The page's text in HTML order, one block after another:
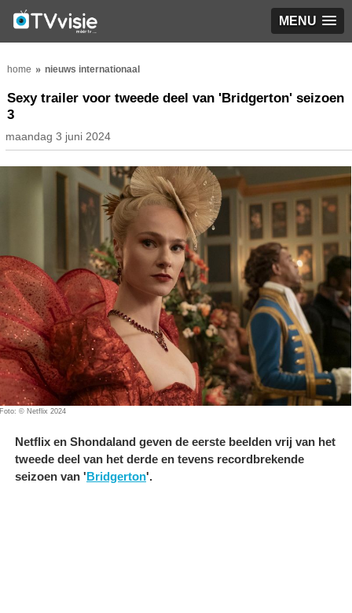
MENU
home nieuws internationaal
Sexy trailer voor tweede deel van 'Bridgerton' seizoen
3
maandag 3 juni 2024
Foto: © Netflix 2024
Netflix en Shondaland geven de eerste beelden vrij van het
tweede deel van het derde en tevens recordbrekende
seizoen van 'Bridgerton'.